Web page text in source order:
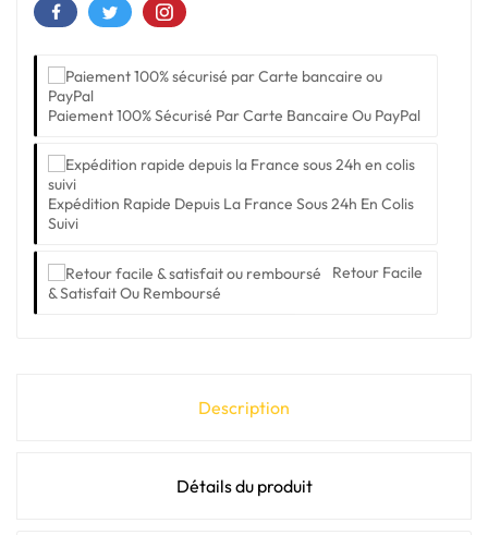
Paiement 100% Sécurisé Par Carte Bancaire Ou PayPal
Expédition Rapide Depuis La France Sous 24h En Colis
Suivi
Retour Facile
& Satisfait Ou Remboursé
Description
Détails du produit